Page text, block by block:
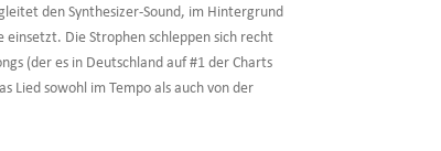
den Synthesizer-Sound, im Hintergrund
einsetzt. Die Strophen schleppen sich recht
(der es in Deutschland auf #1 der Charts
Lied sowohl im Tempo als auch von der